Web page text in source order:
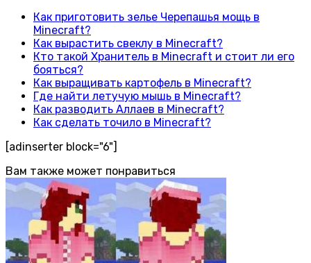
Как приготовить зелье Черепашья мощь в
Minecraft?
Как вырастить свеклу в Minecraft?
Кто такой Хранитель в Minecraft и стоит ли его
бояться?
Как выращивать картофель в Minecraft?
Где найти летучую мышь в Minecraft?
Как разводить Аллаев в Minecraft?
Как сделать точило в Minecraft?
[adinserter block="6"]
Вам также может понравиться